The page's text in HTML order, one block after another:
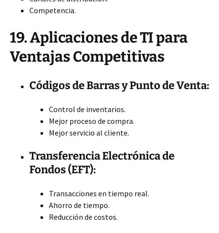
Competencia.
19. Aplicaciones de TI para
Ventajas Competitivas
Códigos de Barras y Punto de Venta:
Control de inventarios.
Mejor proceso de compra.
Mejor servicio al cliente.
Transferencia Electrónica de
Fondos (EFT):
Transacciones en tiempo real.
Ahorro de tiempo.
Reducción de costos.